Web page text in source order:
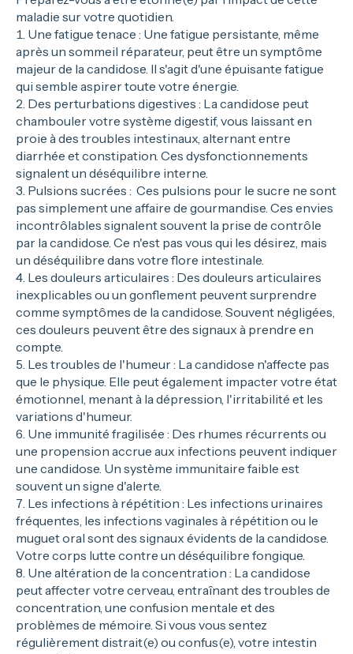
maladie sur votre quotidien.
Une fatigue tenace : Une fatigue persistante, même
après un sommeil réparateur, peut être un symptôme
majeur de la candidose. Il s'agit d'une épuisante fatigue
qui semble aspirer toute votre énergie.
Des perturbations digestives : La candidose peut
chambouler votre système digestif, vous laissant en
proie à des troubles intestinaux, alternant entre
diarrhée et constipation. Ces dysfonctionnements
signalent un déséquilibre interne.
Pulsions sucrées : Ces pulsions pour le sucre ne sont
pas simplement une affaire de gourmandise. Ces envies
incontrôlables signalent souvent la prise de contrôle
par la candidose. Ce n'est pas vous qui les désirez, mais
un déséquilibre dans votre flore intestinale.
Les douleurs articulaires : Des douleurs articulaires
inexplicables ou un gonflement peuvent surprendre
comme symptômes de la candidose. Souvent négligées,
ces douleurs peuvent être des signaux à prendre en
compte.
Les troubles de l'humeur : La candidose n'affecte pas
que le physique. Elle peut également impacter votre état
émotionnel, menant à la dépression, l'irritabilité et les
variations d'humeur.
Une immunité fragilisée : Des rhumes récurrents ou
une propension accrue aux infections peuvent indiquer
une candidose. Un système immunitaire faible est
souvent un signe d'alerte.
Les infections à répétition : Les infections urinaires
fréquentes, les infections vaginales à répétition ou le
muguet oral sont des signaux évidents de la candidose.
Votre corps lutte contre un déséquilibre fongique.
Une altération de la concentration : La candidose
peut affecter votre cerveau, entraînant des troubles de
concentration, une confusion mentale et des
problèmes de mémoire. Si vous vous sentez
régulièrement distrait(e) ou confus(e), votre intestin